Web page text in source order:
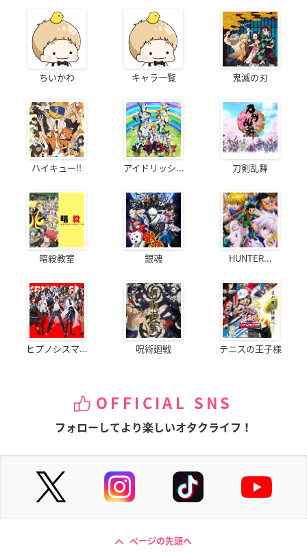
ちいかわ キャラ一覧 鬼滅の刃
ハイキュー!! アイドリッシ... 刀剣乱舞
暗殺教室 銀魂 HUNTER...
ヒプノシスマ... 呪術廻戦 テニスの王子様
OFFICIAL SNS
フォローしてより楽しいオタクライフ！
ページの先頭へ